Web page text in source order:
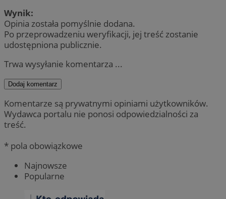
Wynik:
Opinia została pomyślnie dodana.
Po przeprowadzeniu weryfikacji, jej treść zostanie
udostępniona publicznie.
Trwa wysyłanie komentarza ...
Dodaj komentarz
Komentarze są prywatnymi opiniami użytkowników.
Wydawca portalu nie ponosi odpowiedzialności za
treść.
* pola obowiązkowe
Najnowsze
Popularne